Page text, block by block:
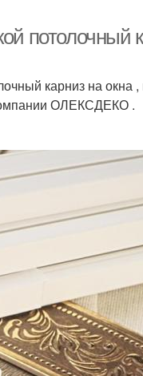
потолочный
карниз на окна ,
ОЛЕКСДЕКО .